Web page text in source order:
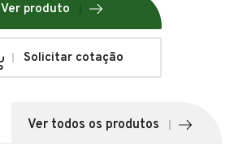
Ver produto
Solicitar cotação
Ver todos os produtos